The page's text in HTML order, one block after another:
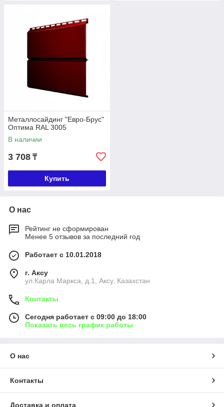
Металлосайдинг "Евро-Брус"
Оптима RAL 3005
В наличии
3 708 ₸
Купить
О нас
Рейтинг не сформирован
Менее 5 отзывов за последний год
Работает с 10.01.2018
г. Аксу
ул.Карла Маркса, д.1, Аксу, Казахстан
Контакты
Сегодня работает с 09:00 до 18:00
Показать весь график работы
О нас
Контакты
Доставка и оплата